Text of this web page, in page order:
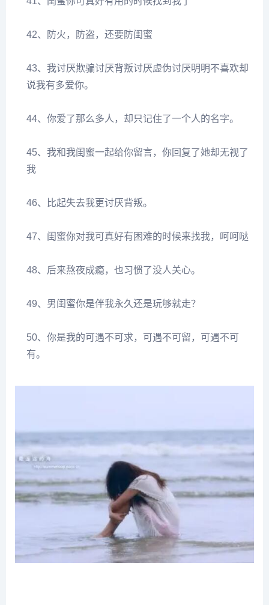
42、防火，防盗，还要防闺蜜
43、我讨厌欺骗讨厌背叛讨厌虚伪讨厌明明不喜欢却
说我有多爱你。
44、你爱了那么多人，却只记住了一个人的名字。
45、我和我闺蜜一起给你留言，你回复了她却无视了
我
46、比起失去我更讨厌背叛。
47、闺蜜你对我可真好有困难的时候来找我，呵呵哒
48、后来熬夜成瘾，也习惯了没人关心。
49、男闺蜜你是伴我永久还是玩够就走？
50、你是我的可遇不可求，可遇不可留，可遇不可
有。